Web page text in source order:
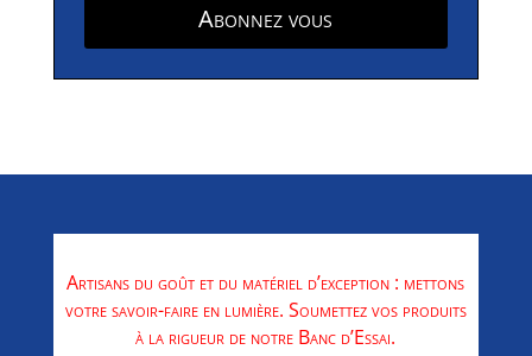
Abonnez vous
Artisans du goût et du matériel d’exception : mettons
votre savoir-faire en lumière. Soumettez vos produits
à la rigueur de notre Banc d’Essai.